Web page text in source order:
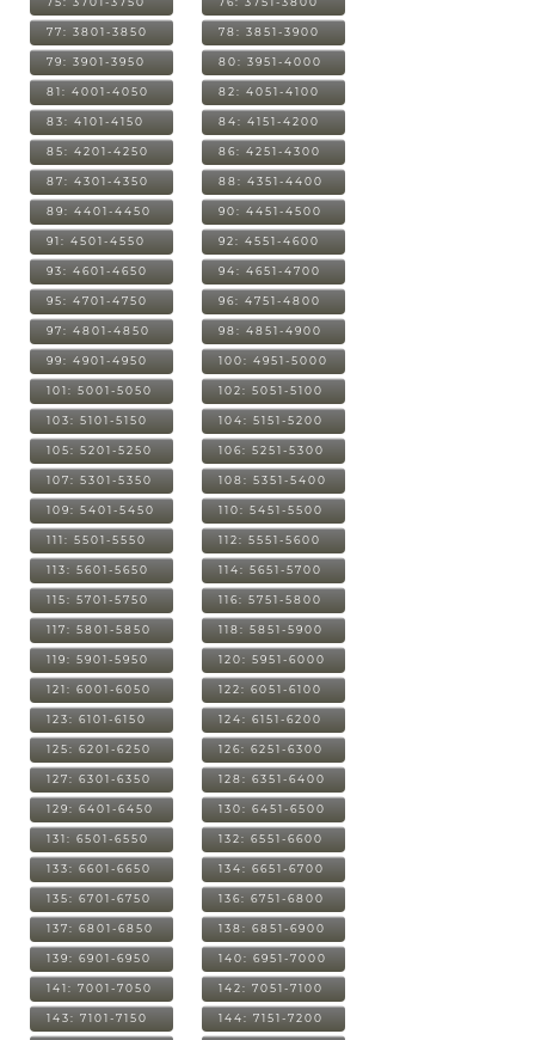
77: 3801-3850 78: 3851-3900
79: 3901-3950 80: 3951-4000
81: 4001-4050 82: 4051-4100
83: 4101-4150 84: 4151-4200
85: 4201-4250 86: 4251-4300
87: 4301-4350 88: 4351-4400
89: 4401-4450 90: 4451-4500
91: 4501-4550 92: 4551-4600
93: 4601-4650 94: 4651-4700
95: 4701-4750 96: 4751-4800
97: 4801-4850 98: 4851-4900
99: 4901-4950 100: 4951-5000
101: 5001-5050 102: 5051-5100
103: 5101-5150 104: 5151-5200
105: 5201-5250 106: 5251-5300
107: 5301-5350 108: 5351-5400
109: 5401-5450 110: 5451-5500
111: 5501-5550 112: 5551-5600
113: 5601-5650 114: 5651-5700
115: 5701-5750 116: 5751-5800
117: 5801-5850 118: 5851-5900
119: 5901-5950 120: 5951-6000
121: 6001-6050 122: 6051-6100
123: 6101-6150 124: 6151-6200
125: 6201-6250 126: 6251-6300
127: 6301-6350 128: 6351-6400
129: 6401-6450 130: 6451-6500
131: 6501-6550 132: 6551-6600
133: 6601-6650 134: 6651-6700
135: 6701-6750 136: 6751-6800
137: 6801-6850 138: 6851-6900
139: 6901-6950 140: 6951-7000
141: 7001-7050 142: 7051-7100
143: 7101-7150 144: 7151-7200